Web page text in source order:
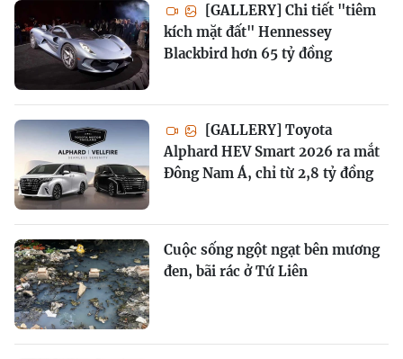
[GALLERY] Chi tiết "tiêm
kích mặt đất" Hennessey
Blackbird hơn 65 tỷ đồng
[GALLERY] Toyota
Alphard HEV Smart 2026 ra mắt
Đông Nam Á, chỉ từ 2,8 tỷ đồng
Cuộc sống ngột ngạt bên mương
đen, bãi rác ở Tứ Liên